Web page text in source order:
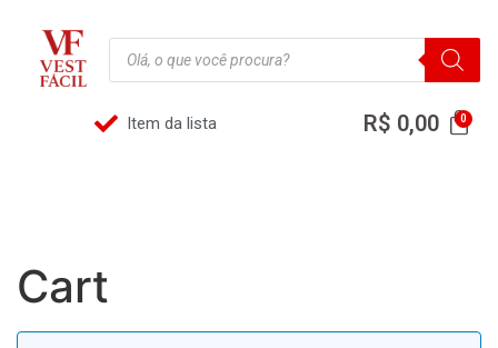
Item da lista R$ 0,00
Cart